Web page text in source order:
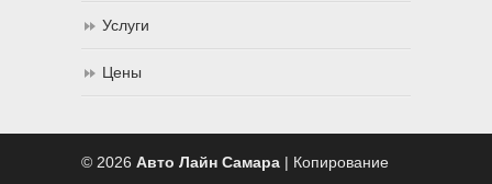
Услуги
Цены
© 2026 Авто Лайн Самара | Копирование